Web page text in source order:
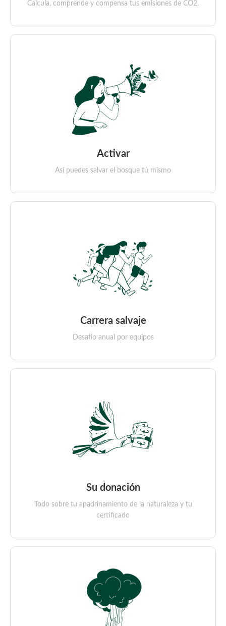
Calcula, comprende y compensa tus emisiones de CO2.
Activar
Así puedes salvar el bosque tú mismo
Carrera salvaje
Desafío anual por equipos
Su donación
Todo sobre tu apadrinamiento de la naturaleza y tu
certificado